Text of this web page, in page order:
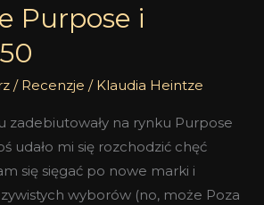
Purpose i
/ Recenzje / Klaudia Heintze
zadebiutowały na rynku Purpose
udało mi się rozchodzić chęć
się sięgać po nowe marki i
wyborów (no, może Poza